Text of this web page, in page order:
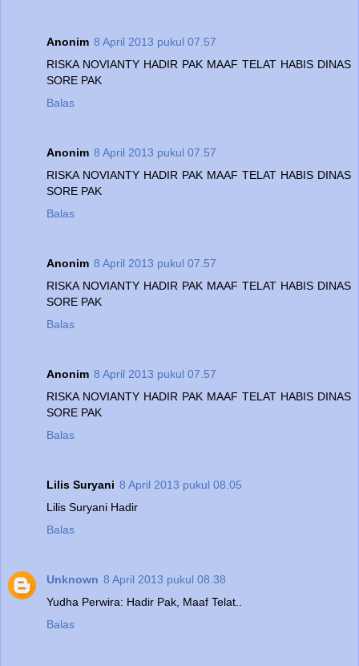
Anonim 8 April 2013 pukul 07.57
RISKA NOVIANTY HADIR PAK MAAF TELAT HABIS DINAS
SORE PAK
Balas
Anonim 8 April 2013 pukul 07.57
RISKA NOVIANTY HADIR PAK MAAF TELAT HABIS DINAS
SORE PAK
Balas
Anonim 8 April 2013 pukul 07.57
RISKA NOVIANTY HADIR PAK MAAF TELAT HABIS DINAS
SORE PAK
Balas
Anonim 8 April 2013 pukul 07.57
RISKA NOVIANTY HADIR PAK MAAF TELAT HABIS DINAS
SORE PAK
Balas
Lilis Suryani 8 April 2013 pukul 08.05
Lilis Suryani Hadir
Balas
Unknown 8 April 2013 pukul 08.38
Yudha Perwira: Hadir Pak, Maaf Telat..
Balas